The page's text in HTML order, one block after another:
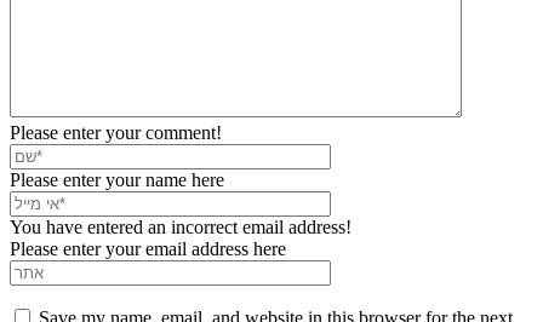
Please enter your comment!
Please enter your name here
You have entered an incorrect email address!
Please enter your email address here
Save my name, email, and website in this browser for the next